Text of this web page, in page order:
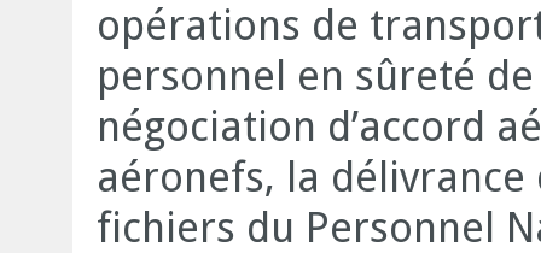
opérations de
personnel en sûreté
négociation d’accord
aéronefs, la délivrance
fichiers du Personnel